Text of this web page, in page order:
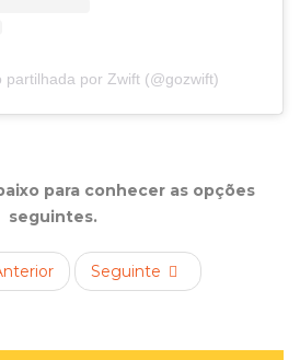
partilhada por Zwift (@gozwift)
para conhecer as opções
seguintes.
Seguinte